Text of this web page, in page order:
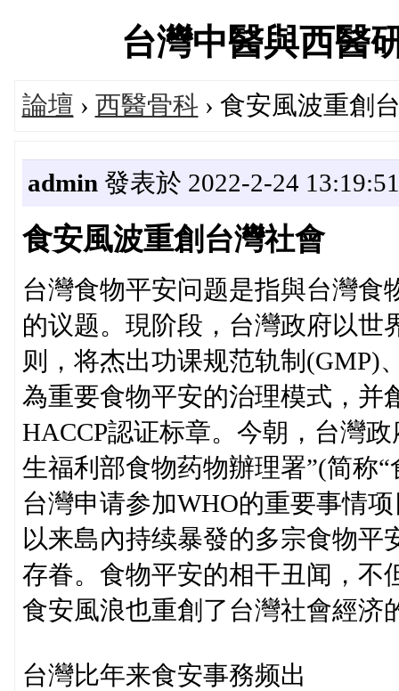
台灣中醫與西醫
論壇 › 西醫骨科 › 食安風波重創
admin 發表於 2022-2-24 13:19:51
食安風波重創台灣社會
台灣食物平安问题是指與台灣食
的议题。現阶段，台灣政府以世
则，将杰出功课规范轨制(GMP)
為重要食物平安的治理模式，并
HACCP認证标章。今朝，台灣
生福利部食物药物辦理署”(简称
台灣申请参加WHO的重要事情
以来島內持续暴發的多宗食物
存眷。食物平安的相干丑闻，不
食安風浪也重創了台灣社會經济
台灣比年来食安事務频出